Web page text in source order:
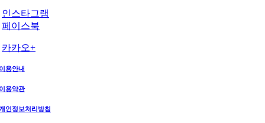
인스타그램
페이스북
카카오+
용안내
용약관
인정보처리방침